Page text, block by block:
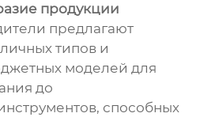
продукции
предлагают
типов и
моделей для
до
способных